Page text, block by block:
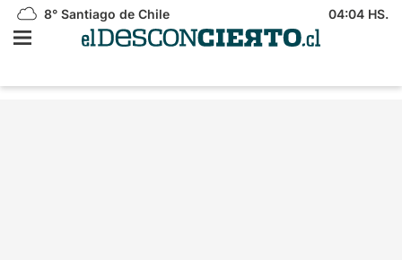
8° Santiago de Chile 04:04 HS.